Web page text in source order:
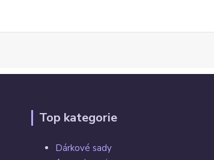
Top kategorie
Dárkové sady